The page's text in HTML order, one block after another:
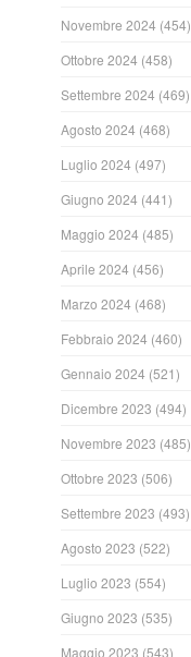
Novembre 2024 (454)
Ottobre 2024 (458)
Settembre 2024 (469)
Agosto 2024 (468)
Luglio 2024 (497)
Giugno 2024 (441)
Maggio 2024 (485)
Aprile 2024 (456)
Marzo 2024 (468)
Febbraio 2024 (460)
Gennaio 2024 (521)
Dicembre 2023 (494)
Novembre 2023 (485)
Ottobre 2023 (506)
Settembre 2023 (493)
Agosto 2023 (522)
Luglio 2023 (554)
Giugno 2023 (535)
Maggio 2023 (543)